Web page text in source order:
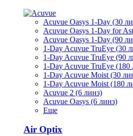
Acuvue Oasys 1-Day (30
Acuvue Oasys 1-Day for
Acuvue Oasys 1-Day (90
1-Day Acuvue TruEye (30
1-Day Acuvue TruEye (90
1-Day Acuvue TruEye (180
1-Day Acuvue Moist (30
1-Day Acuvue Moist (180
Acuvue 2 (6 линз)
Acuvue Oasys (6 линз)
Еще
Air Optix